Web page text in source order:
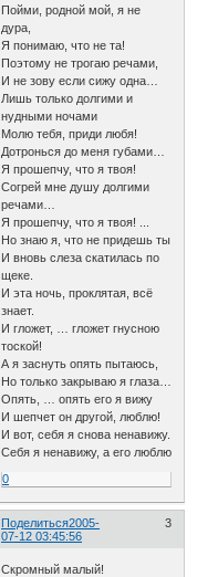
Пойми, родной мой, я не
дура,
Я понимаю, что не та!
Поэтому не трогаю речами,
И не зову если сижу одна…
Лишь только долгими и
нудными ночами
Молю тебя, приди любя!
Дотронься до меня губами…
Я прошепчу, что я твоя!
Согрей мне душу долгими
речами…
Я прошепчу, что я твоя! ...
Но знаю я, что не придешь ты
И вновь слеза скатилась по
щеке.
И эта ночь, проклятая, всё
знает.
И гложет, … гложет гнусною
тоской!
А я заснуть опять пытаюсь,
Но только закрываю я глаза…
Опять, … опять его я вижу
И шепчет он другой, люблю!
И вот, себя я снова ненавижу.
Себя я ненавижу, а его люблю
0
Поделиться 3
2005-
07-12 03:45:56
Скромный малый!